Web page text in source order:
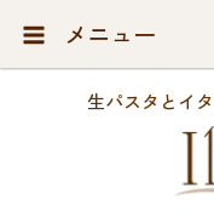
メニュー
生パスタとイ